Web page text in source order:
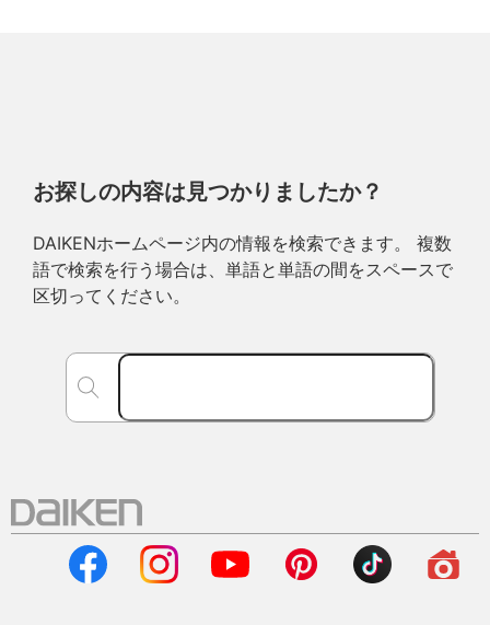
お探しの内容は見つかりましたか？
DAIKENホームページ内の情報を検索できます。 複数
語で検索を行う場合は、単語と単語の間をスペースで
区切ってください。